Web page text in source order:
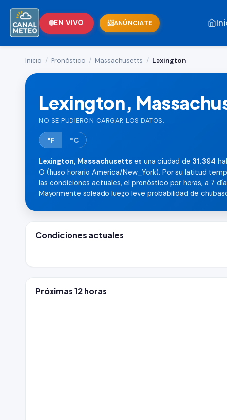
EN VIVO ANÚNCIATE
Inicio / Pronóstico / Massachusetts / Lexington
Lexington,
NO SE PUDIERON CARGAR LOS DATOS.
°F °C
Lexington, Massachusetts es una ciudad de 31.394
O (huso horario America/New_York). Por su latitud
las condiciones actuales, el pronóstico por horas, a 7
Mayormente soleado luego leve probabilidad de
Condiciones actuales
Próximas 12 horas